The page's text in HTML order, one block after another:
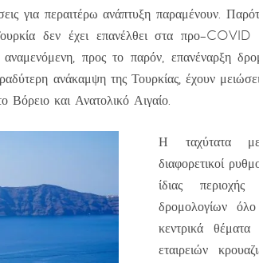
για περαιτέρω ανάπτυξη παραμένουν.
δεν έχει επανέλθει στα προ-COVID
προς το παρόν, επανέναρξη
ανάκαμψη της Τουρκίας, έχουν
Βόρειο και Ανατολικό Αιγαίο.
Η ταχύτατα
διαφορετικοί
ίδιας
δρομολογίων
κεντρικά
εταιρειών